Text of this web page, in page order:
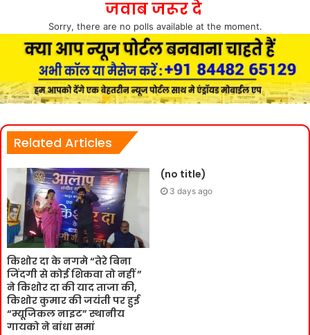
जवाब जरूर दे
Sorry, there are no polls available at the moment.
Related Articles
किशोर दा के नगमे “तेरे बिना
जिंदगी से कोई शिकवा तो नहीं ”
ने किशोर दा की याद ताजा की,
किशोर कुमार की जयंती पर हुई
“म्यूजिकल नाइट” स्थानीय
गायको ने बांधा समां
(no title)
3 days ago